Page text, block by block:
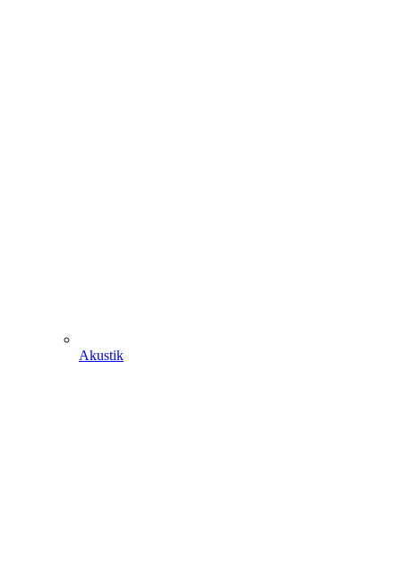
Akustik